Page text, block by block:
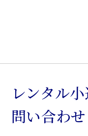
机
個
レンタル
問い合わせ